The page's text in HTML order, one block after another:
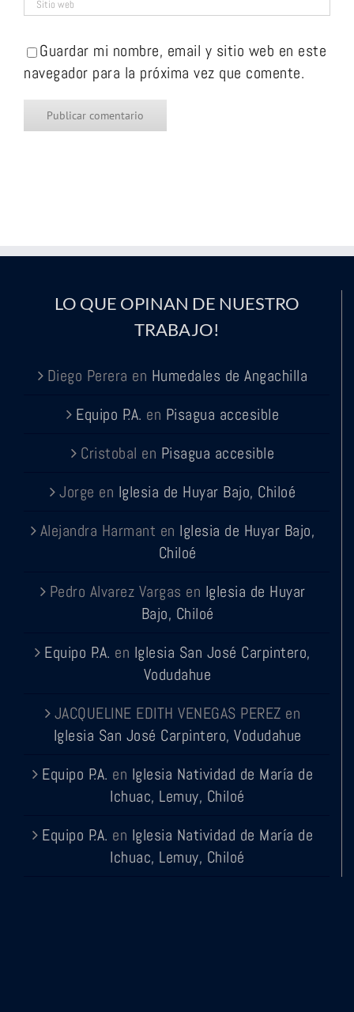
Guardar mi nombre, email y sitio web en este
navegador para la próxima vez que comente.
LO QUE OPINAN DE NUESTRO
TRABAJO!
Diego Perera en Humedales de Angachilla
Equipo P.A. en Pisagua accesible
Cristobal en Pisagua accesible
Jorge en Iglesia de Huyar Bajo, Chiloé
Alejandra Harmant en Iglesia de Huyar Bajo,
Chiloé
Pedro Alvarez Vargas en Iglesia de Huyar
Bajo, Chiloé
Equipo P.A. en Iglesia San José Carpintero,
Vodudahue
JACQUELINE EDITH VENEGAS PEREZ en
Iglesia San José Carpintero, Vodudahue
Equipo P.A. en Iglesia Natividad de María de
Ichuac, Lemuy, Chiloé
Equipo P.A. en Iglesia Natividad de María de
Ichuac, Lemuy, Chiloé